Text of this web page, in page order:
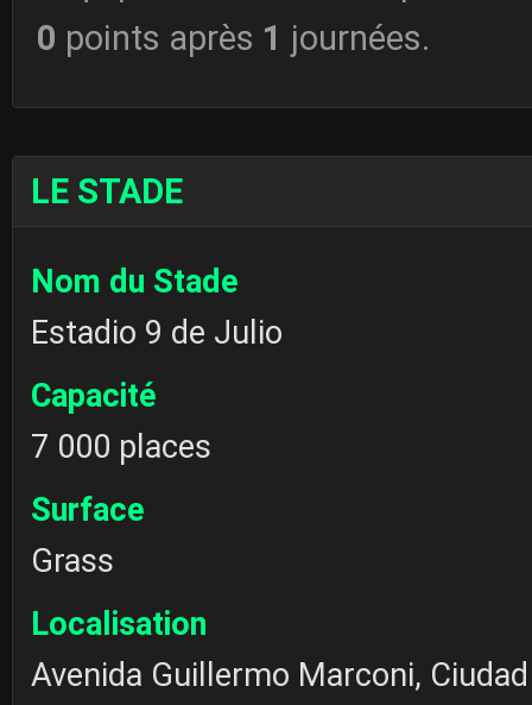
0 points après 1 journées.
LE STADE
Nom du Stade
Estadio 9 de Julio
Capacité
7 000 places
Surface
Grass
Localisation
Avenida Guillermo Marconi,